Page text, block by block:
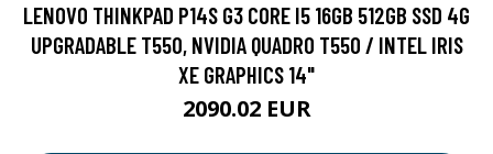
LENOVO THINKPAD P14S G3 CORE I5 16GB 512GB SSD 4G
UPGRADABLE T550, NVIDIA QUADRO T550 / INTEL IRIS
XE GRAPHICS 14"
2090.02 EUR